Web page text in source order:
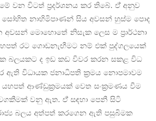
මේ වන විටත් ප්‍රදර්ශනය කර තිබේ. ඒ් අනුව
සෝභිත නාහිමිපාණන් සිය අවසන් හුස්ම පොද
අවසන් මොහොතේ නිසැක ලෙස ම ප්‍රාර්ථනා
රට ගොඩනැඟීමට නම් එක් පුද්ගලයෙක්
බලයකට ද ඉඩ කඩ විවර කරන සකළ විධ
ඇති විධායක ජනාධිපති ක්‍රමය නොපමාවම
ආණ්ඩුක්‍රමයක් වෙත සංක්‍රමණය වීම
වනු ඇත. ඒ් සඳහා පෙනී සිටි
බලය අත්පත් කරගෙන ඇති පසුබිමක